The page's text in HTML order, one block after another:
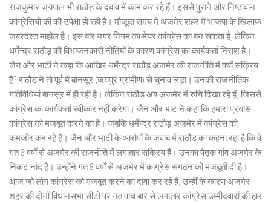
राजकुमार जयपाल भी राठौड़ के दबाव में काम कर रहे हैं। इससे पुराने और निष्ठावान
कांग्रेसियों की की उपेक्षा हो रही है। मौजूदा समय में अजमेर शहर में भाजपा के खिलाफ
जबरदस्त माहोल है। इस बार नगर निगम का मेयर कांग्रेस का बन सकता है, लेकिन
धर्मेन्द्र राठौड़ की विभाजनकारी नीतियों के कारण कांग्रेस का कार्यकर्ता निराश है।
जैन और भाटी ने कहा कि आखिर धर्मेन्द्र राठौड़ अजमेर की राजनीति में क्यों सक्रिय
हैै? राठौड़ ने तो पूर्व में बानसूर (जयपुर ग्रामीण) से चुनाव लड़ा। उनकी राजनीतिक
गतिविधियां बानसूर में ही रही है। लेकिन राठौड़ अब अजमेर में रुचि दिखा रहे हैं, जिससे
कांग्रेस का कार्यकर्ता स्वीकार नहीं करेगा। जैन और भाट ने कहा कि हमारा प्रयास
कांग्रेस को मजबूत करने का है। जबकि धर्मेन्द्र राठौड़ अजमेर में कांग्रेस को
कमजोर कर रहे हैं। जैन और भाटी के आरोपों के जवाब में राठौड़ का कहना रहा है कि वे
गत 8 वर्षों से अजमेर की राजनीति में लगातार सक्रिय हैं। उनका पैतृक गांव अजमेर के
निकट नांद है। उन्होंने गत 8 वर्षों से अजमेर में कांग्रेस संगठन को मजबूती दी है।
आज जो लोग कांग्रेस को मजबूत करने का दावा कर रहे हैं, उन्हीं के कारण अजमेर
शहर की दोनों विधानसभा सीटों पर गत पांच बार से लगातार कांग्रेस उम्मीदवारों की हार